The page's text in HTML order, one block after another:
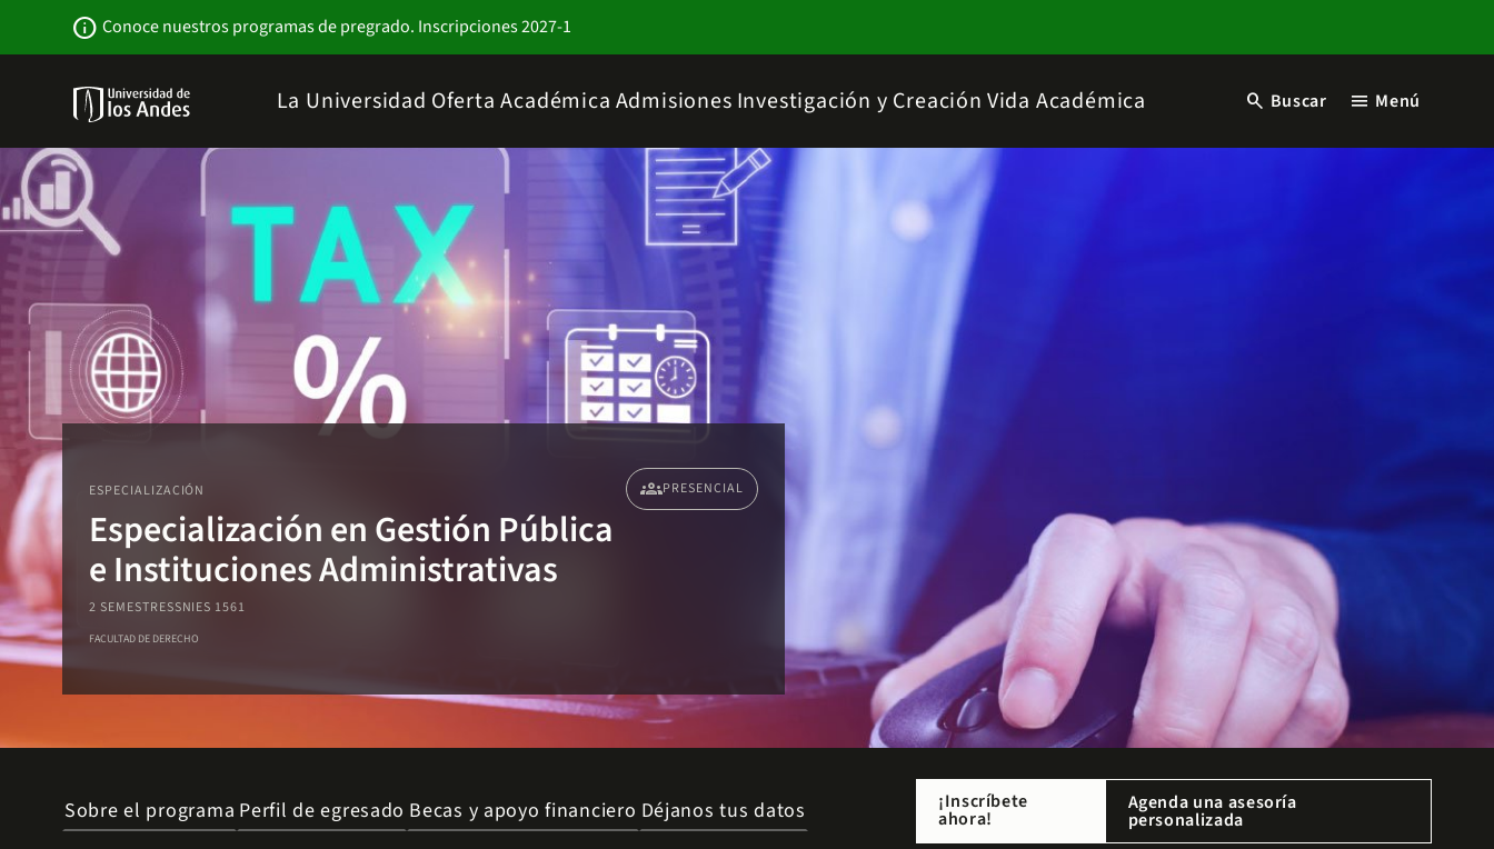
info Conoce nuestros programas de pregrado. Inscripciones 2027-1
Sitio
La Universidad Oferta Académica Admisiones Investigación y Creación Vida Académica search Buscar menu Menú
groupsPRESENCIAL
ESPECIALIZACIÓN
Especialización en Gestión Pública
e Instituciones Administrativas
2 SEMESTRESSNIES 1561
FACULTAD DE DERECHO
Sobre el programa Perfil de egresado Becas y apoyo financiero Déjanos tus datos ¡Inscríbete
ahora!
Agenda una asesoría
personalizada